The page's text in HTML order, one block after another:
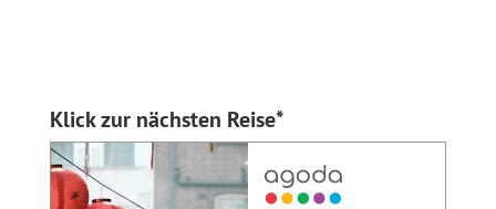
Klick zur nächsten Reise*